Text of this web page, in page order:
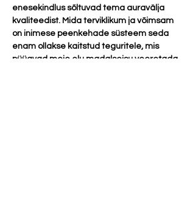
enesekindlus sõltuvad tema auravälja
kvaliteedist. Mida terviklikum ja võimsam
on inimese peenkehade süsteem seda
enam ollakse kaitstud teguritele, mis
püüavad meie elu madalseisu veeretada.